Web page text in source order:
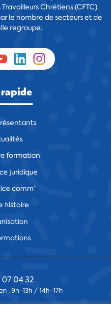
Chrétiens (CFTC).
le nombre de secteurs et de
regroupe.
formation
juridique
comm’
histoire
07 04 32
: 9h-13h / 14h-17h